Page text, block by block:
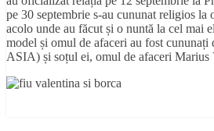
pe 30 septembrie s-au cununat religios la
acolo unde au făcut și o nuntă la cel mai
model și omul de afaceri au fost
ASIA) și soțul ei, omul de afaceri Marius